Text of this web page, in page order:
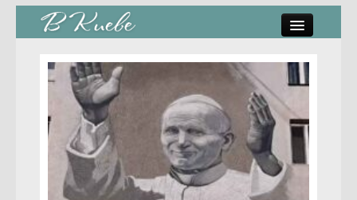
стрит-арт
коты Киева
скамейки